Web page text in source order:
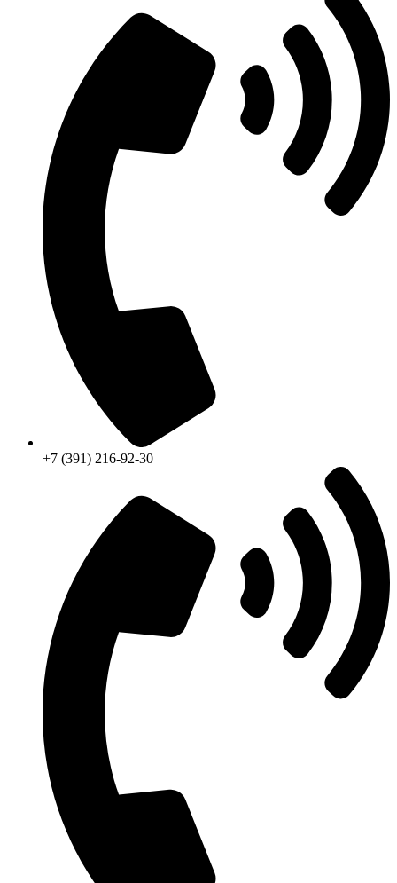
+7 (391) 216-92-30